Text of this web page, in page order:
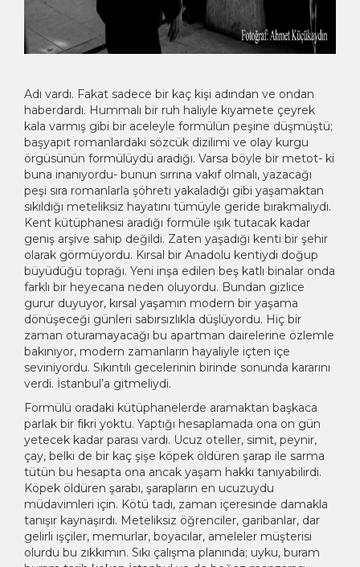
Adı vardı. Fakat sadece bir kaç kişi adından ve ondan
haberdardı. Hummalı bir ruh haliyle kıyamete çeyrek
kala varmış gibi bir aceleyle formülün peşine düşmüştü;
başyapıt romanlardaki sözcük dizilimi ve olay kurgu
örgüsünün formülüydü aradığı. Varsa böyle bir metot- ki
buna inanıyordu- bunun sırrına vakıf olmalı, yazacağı
peşi sıra romanlarla şöhreti yakaladığı gibi yaşamaktan
sıkıldığı meteliksiz hayatını tümüyle geride bırakmalıydı.
Kent kütüphanesi aradığı formüle ışık tutacak kadar
geniş arşive sahip değildi. Zaten yaşadığı kenti bir şehir
olarak görmüyordu. Kırsal bir Anadolu kentiydi doğup
büyüdüğü toprağı. Yeni inşa edilen beş katlı binalar onda
farklı bir heyecana neden oluyordu. Bundan gizlice
gurur duyuyor, kırsal yaşamın modern bir yaşama
dönüşeceği günleri sabırsızlıkla düşlüyordu. Hiç bir
zaman oturamayacağı bu apartman dairelerine özlemle
bakınıyor, modern zamanların hayaliyle içten içe
seviniyordu. Sıkıntılı gecelerinin birinde sonunda kararını
verdi. İstanbul’a gitmeliydi.
Formülü oradaki kütüphanelerde aramaktan başkaca
parlak bir fikri yoktu. Yaptığı hesaplamada ona on gün
yetecek kadar parası vardı. Ucuz oteller, simit, peynir,
çay, belki de bir kaç şişe köpek öldüren şarap ile sarma
tütün bu hesapta ona ancak yaşam hakkı tanıyabilirdi.
Köpek öldüren şarabı, şarapların en ucuzuydu
müdavimleri için. Kötü tadı, zaman içeresinde damakla
tanışır kaynaşırdı. Meteliksiz öğrenciler, garibanlar, dar
gelirli işçiler, memurlar, boyacılar, ameleler müşterisi
olurdu bu zıkkımın. Sıkı çalışma planında; uyku, buram